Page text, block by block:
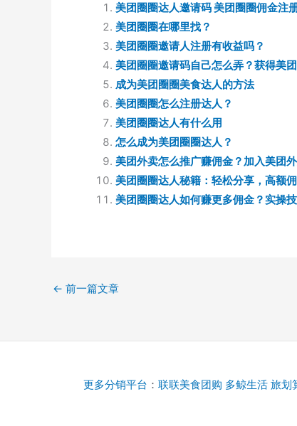
美团圈圈达人邀请码 美团圈圈佣金注
美团圈圈在哪里找？
美团圈圈邀请人注册有收益吗？
美团圈圈邀请码自己怎么弄？获得美
成为美团圈圈美食达人的方法
美团圈圈怎么注册达人？
美团圈圈达人有什么用
怎么成为美团圈圈达人？
美团外卖怎么推广赚佣金？加入美团
美团圈圈达人秘籍：轻松分享，高额
美团圈圈达人如何赚更多佣金？实操
← 前一篇文章
更多分销平台 ： 联联美食团购 多鲸生活 旅划